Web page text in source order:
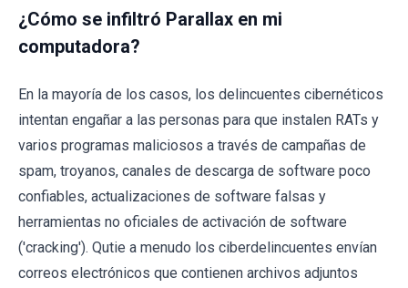
¿Cómo se infiltró Parallax en mi
computadora?
En la mayoría de los casos, los delincuentes cibernéticos
intentan engañar a las personas para que instalen RATs y
varios programas maliciosos a través de campañas de
spam, troyanos, canales de descarga de software poco
confiables, actualizaciones de software falsas y
herramientas no oficiales de activación de software
('cracking'). Qutie a menudo los ciberdelincuentes envían
correos electrónicos que contienen archivos adjuntos